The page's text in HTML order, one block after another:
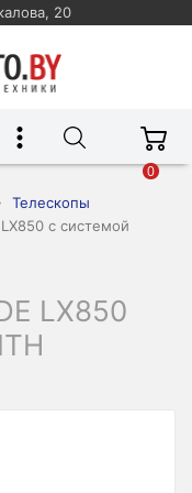
20
0
Телескопы
с системой
LX850